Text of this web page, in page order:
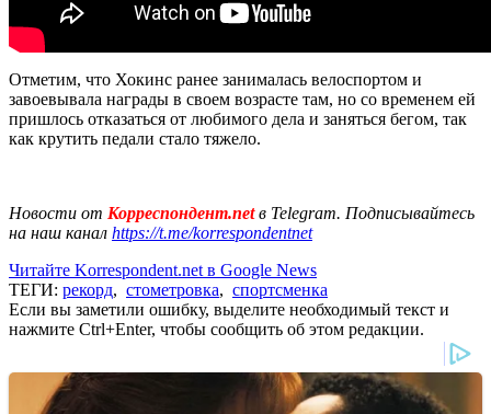
Отметим, что Хокинс ранее занималась велоспортом и
завоевывала награды в своем возрасте там, но со временем ей
пришлось отказаться от любимого дела и заняться бегом, так
как крутить педали стало тяжело.
Новости от Корреспондент.netв Telegram. Подписывайтесь
на наш канал https://t.me/korrespondentnet
Читайте Korrespondent.net в Google News
ТЕГИ: рекорд, стометровка, спортсменка
Если вы заметили ошибку, выделите необходимый текст и
нажмите Ctrl+Enter, чтобы сообщить об этом редакции.